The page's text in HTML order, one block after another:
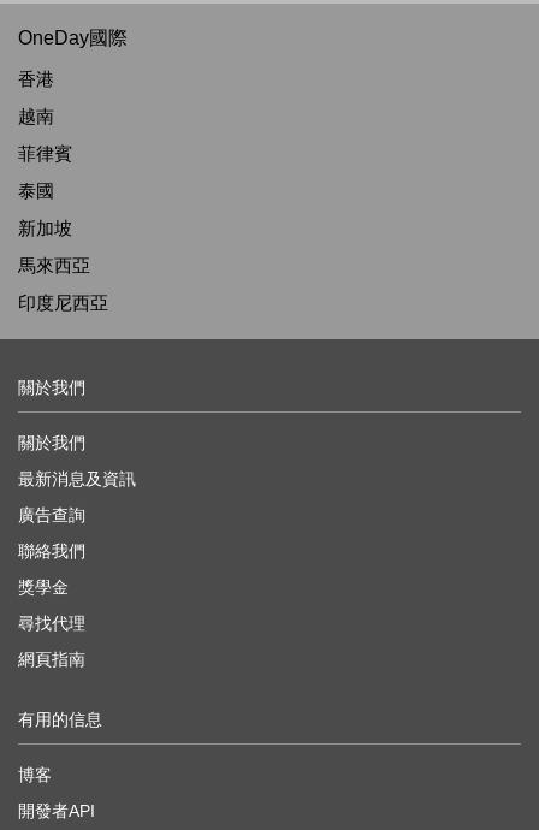
OneDay國際
香港
越南
菲律賓
泰國
新加坡
馬來西亞
印度尼西亞
關於我們
關於我們
最新消息及資訊
廣告查詢
聯絡我們
獎學金
尋找代理
網頁指南
有用的信息
博客
開發者API